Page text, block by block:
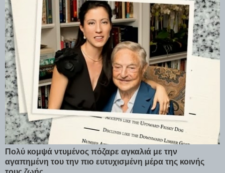
Πολύ κομψά ντυμένος πόζαρε αγκαλιά με την
αγαπημένη του την πιο ευτυχισμένη μέρα της κοινής